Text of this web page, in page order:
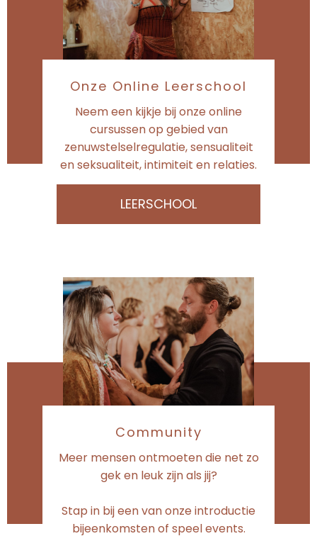
Onze Online Leerschool
Neem een kijkje bij onze online
cursussen op gebied van
zenuwstelselregulatie, sensualiteit
en seksualiteit, intimiteit en relaties.
LEERSCHOOL
Community
Meer mensen ontmoeten die net zo
gek en leuk zijn als jij?
Stap in bij een van onze introductie
bijeenkomsten of speel events.